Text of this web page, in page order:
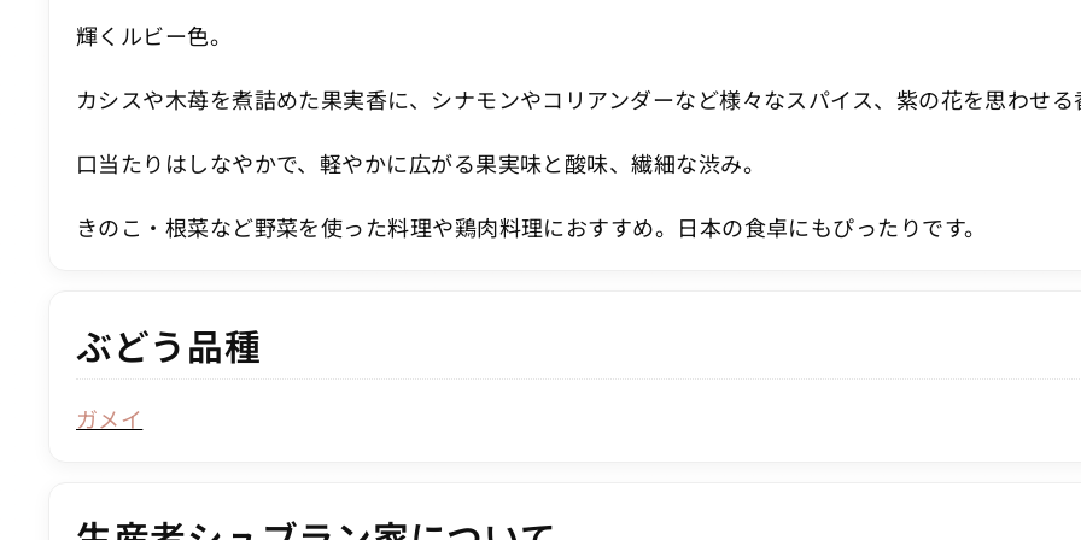
輝くルビー色。
カシスや木苺を煮詰めた果実香に、シナモンやコリアンダーなど様々なスパイス、紫の花を思わせ
口当たりはしなやかで、軽やかに広がる果実味と酸味、繊細な渋み。
きのこ・根菜など野菜を使った料理や鶏肉料理におすすめ。日本の食卓にもぴったりです。
ぶどう品種
ガメイ